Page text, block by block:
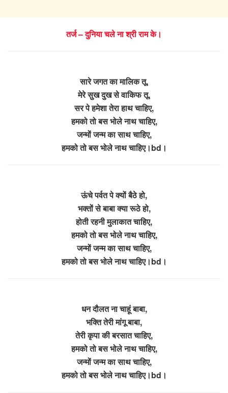
तर्ज – दुनिया चले ना श्री राम के।
सारे जगत का मालिक तू,
मेरे सुख दुख से वाकिफ तू,
सर पे हमेशा तेरा हाथ चाहिए,
हमको तो बस भोले नाथ चाहिए,
जन्मों जन्म का साथ चाहिए,
हमको तो बस भोले नाथ चाहिए।bd।
ऊंचे पर्वत पे क्यों बैठे हो,
भक्तों से बाबा क्या रूठे हो,
होती रहनी मुलाकात चाहिए,
हमको तो बस भोले नाथ चाहिए,
जन्मों जन्म का साथ चाहिए,
हमको तो बस भोले नाथ चाहिए।bd।
धन दौलत ना चाहूं बाबा,
भक्ति तेरी मांगू बाबा,
तेरी कृपा की बरसात चाहिए,
हमको तो बस भोले नाथ चाहिए,
जन्मों जन्म का साथ चाहिए,
हमको तो बस भोले नाथ चाहिए।bd।